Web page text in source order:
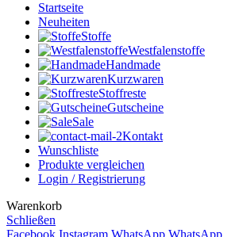
Startseite
Neuheiten
Stoffe
Westfalenstoffe
Handmade
Kurzwaren
Stoffreste
Gutscheine
Sale
Kontakt
Wunschliste
Produkte vergleichen
Login / Registrierung
Warenkorb
Schließen